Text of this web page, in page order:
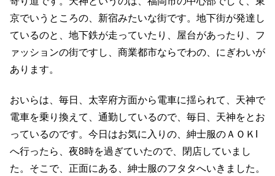
京でいうところの、新宿みたいな街です。地下街が発達し
ているのと、地下鉄が走っていたり、屋台があったり、フ
ァッションの街ですし、商業都市ならでわの、にぎわいが
あります。
おいらは、毎日、太宰府方面から電車に揺られて、天神で
電車を乗り換えて、通勤しているので、毎日、天神をとお
っているのです。今日はお気に入りの、紳士服のＡＯＫI
へ行ったら、夜8時を過ぎていたので、閉店していまし
た。そこで、正面にある、紳士服のフタタへいきました。